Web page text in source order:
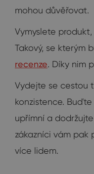
mohou důvěřovat.
Vymyslete
Takový, se kterým
recenze. Díky nim
Vydejte se cestou
konzistence. Buďte
upřímní a
zákazníci vám
více lidem.